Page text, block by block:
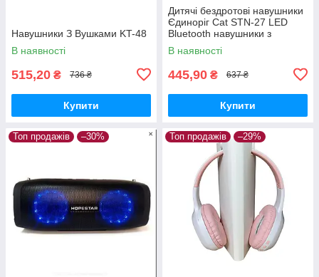
Навушники З Вушками KT-48
В наявності
515,20 ₴ 736 ₴
Купити
Дитячі бездротові навушники
Єдиноріг Cat STN-27 LED
Bluetooth навушники з
котячими вушками і
підсвічуванням
В наявності
445,90 ₴ 637 ₴
Купити
Топ продажів –30% Топ продажів –29%